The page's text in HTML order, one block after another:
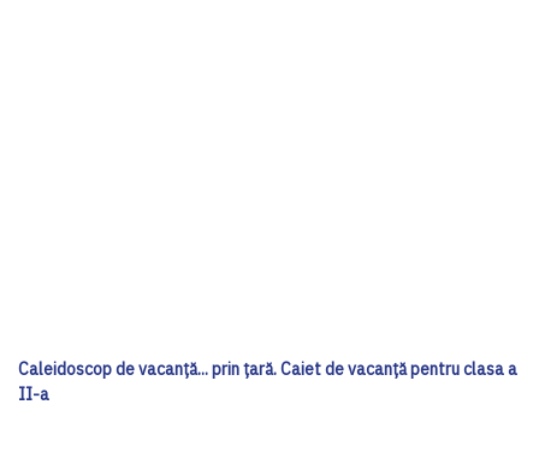
Caleidoscop de vacanță... prin țară. Caiet de vacanță pentru clasa a
II-a